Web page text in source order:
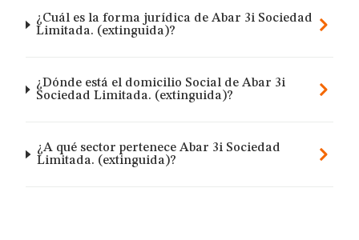
¿Cuál es la forma jurídica de Abar 3i Sociedad
Limitada. (extinguida)?
¿Dónde está el domicilio Social de Abar 3i
Sociedad Limitada. (extinguida)?
¿A qué sector pertenece Abar 3i Sociedad
Limitada. (extinguida)?